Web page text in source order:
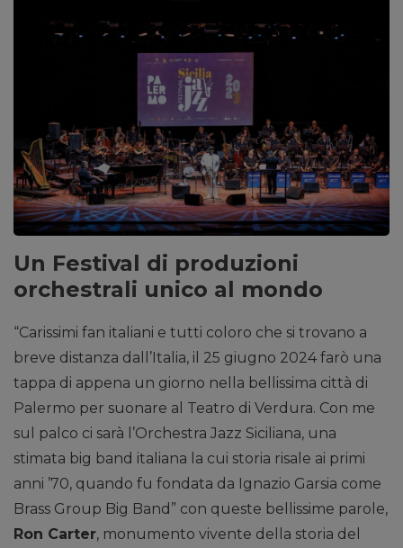
Un Festival di produzioni
orchestrali unico al mondo
“Carissimi fan italiani e tutti coloro che si trovano a
breve distanza dall’Italia, il 25 giugno 2024 farò una
tappa di appena un giorno nella bellissima città di
Palermo per suonare al Teatro di Verdura. Con me
sul palco ci sarà l’Orchestra Jazz Siciliana, una
stimata big band italiana la cui storia risale ai primi
anni ’70, quando fu fondata da Ignazio Garsia come
Brass Group Big Band” con queste bellissime parole,
Ron Carter, monumento vivente della storia del